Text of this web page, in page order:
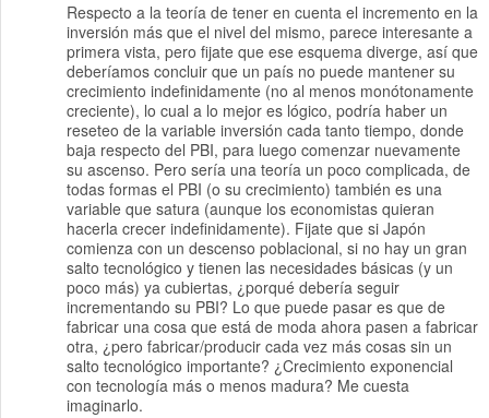
Respecto a la teoría de tener en cuenta el incremento en la
inversión más que el nivel del mismo, parece interesante a
primera vista, pero fijate que ese esquema diverge, así que
deberíamos concluir que un país no puede mantener su
crecimiento indefinidamente (no al menos monótonamente
creciente), lo cual a lo mejor es lógico, podría haber un
reseteo de la variable inversión cada tanto tiempo, donde
baja respecto del PBI, para luego comenzar nuevamente
su ascenso. Pero sería una teoría un poco complicada, de
todas formas el PBI (o su crecimiento) también es una
variable que satura (aunque los economistas quieran
hacerla crecer indefinidamente). Fijate que si Japón
comienza con un descenso poblacional, si no hay un gran
salto tecnológico y tienen las necesidades básicas (y un
poco más) ya cubiertas, ¿porqué debería seguir
incrementando su PBI? Lo que puede pasar es que de
fabricar una cosa que está de moda ahora pasen a fabricar
otra, ¿pero fabricar/producir cada vez más cosas sin un
salto tecnológico importante? ¿Crecimiento exponencial
con tecnología más o menos madura? Me cuesta
imaginarlo.